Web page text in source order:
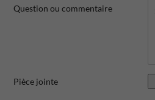
Question ou commentaire
Pièce jointe